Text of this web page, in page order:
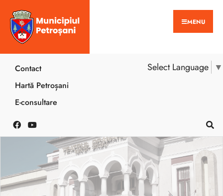
MENU
Select Language ▼
Contact
Hartă Petroșani
E-consultare